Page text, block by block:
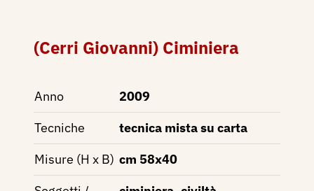
(Cerri Giovanni) Ciminiera
Anno
2009
Tecniche
tecnica mista su carta
Misure (H x B) cm 58x40